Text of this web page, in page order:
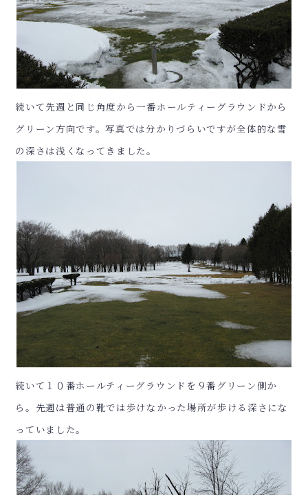
続いて先週と同じ角度から一番ホールティーグラウンドから
グリーン方向です。写真では分かりづらいですが全体的な雪
の深さは浅くなってきました。
続いて１０番ホールティーグラウンドを９番グリーン側か
ら。先週は普通の靴では歩けなかった場所が歩ける深さにな
っていました。